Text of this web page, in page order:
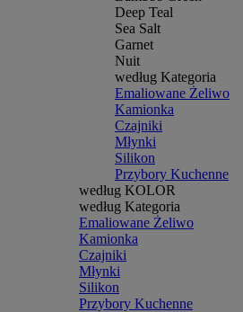
Deep Teal
Sea Salt
Garnet
Nuit
według Kategoria
Emaliowane Żeliwo
Kamionka
Czajniki
Młynki
Silikon
Przybory Kuchenne
według KOLOR
według Kategoria
Emaliowane Żeliwo
Kamionka
Czajniki
Młynki
Silikon
Przybory Kuchenne